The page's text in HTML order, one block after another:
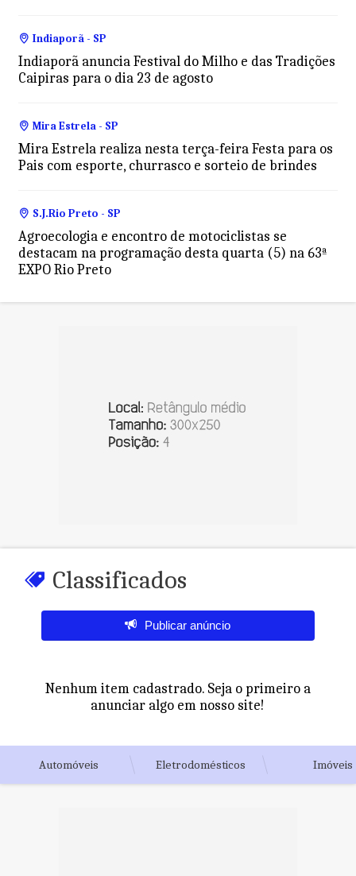
Indiaporã - SP
Indiaporã anuncia Festival do Milho e das Tradições
Caipiras para o dia 23 de agosto
Mira Estrela - SP
Mira Estrela realiza nesta terça-feira Festa para os
Pais com esporte, churrasco e sorteio de brindes
S.J.Rio Preto - SP
Agroecologia e encontro de motociclistas se
destacam na programação desta quarta (5) na 63ª
EXPO Rio Preto
Classificados
Publicar anúncio
Nenhum item cadastrado. Seja o primeiro a
anunciar algo em nosso site!
Automóveis Eletrodomésticos Imóveis